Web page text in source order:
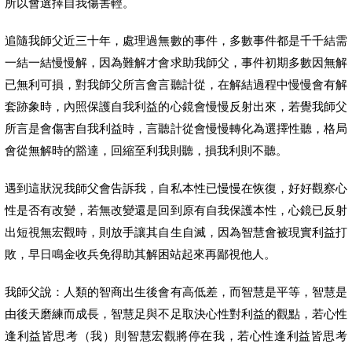
所以會選擇自我傷害輕。
追隨我師父近三十年，處理過無數的事件，多數事件都是千千結需
一結一結慢慢解，因為難解才會求助我師父，事件初期多數因無解
已無利可損，對我師父所言會言聽計從，在解結過程中慢慢會有解
套跡象時，內照保護自我利益的心鏡會慢慢反射出來，若覺我師父
所言是會傷害自我利益時，言聽計從會慢慢轉化為選擇性聽，格局
會從無解時的豁達，回縮至利我則聽，損我利則不聽。
遇到這狀況我師父會告訴我，自私本性已慢慢在恢復，好好觀察心
性是否有改變，若無改變還是回到原有自我保護本性，心鏡已反射
出短視無宏觀時，則放手讓其自生自滅，因為智慧會被現實利益打
敗，早日鳴金收兵免得助其解困站起來再鄙視他人。
我師父說：人類的智商出生後會有高低差，而智慧是平等，智慧是
由後天磨練而成長，智慧足與不足取決心性對利益的觀點，若心性
逢利益皆思考（我）則智慧宏觀將停在我，若心性逢利益皆思考